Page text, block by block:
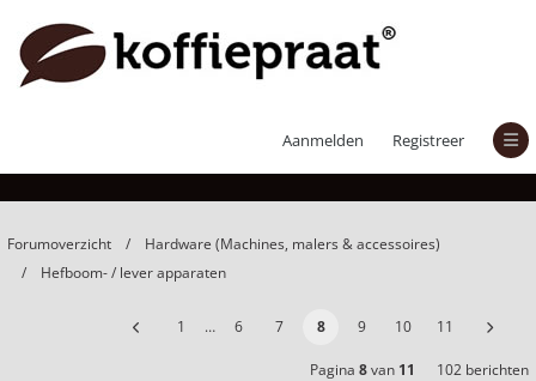
Aanmelden Registreer
La Pavoni upgrades en Pressostaat
Forumoverzicht
Hardware (Machines, malers & accessoires)
Hefboom- / lever apparaten
1 … 6 7 8 9 10 11
Pagina 8van 11 102 berichten